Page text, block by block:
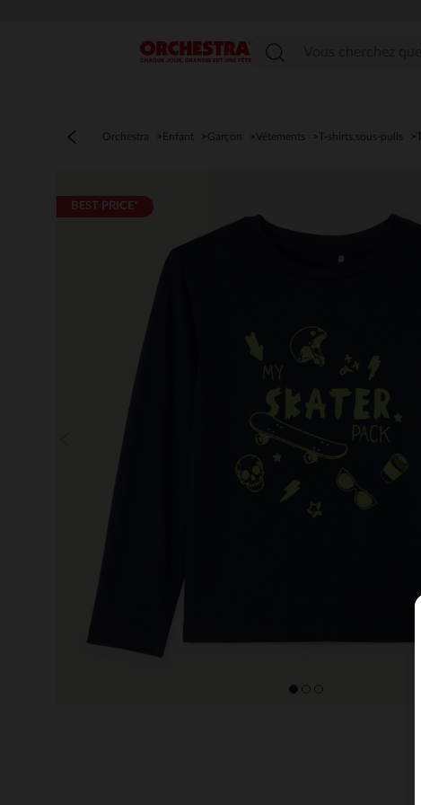
Menu
Orchestra Enfant Garçon Vêtements T-shirts,sous-pulls
BEST PRICE*